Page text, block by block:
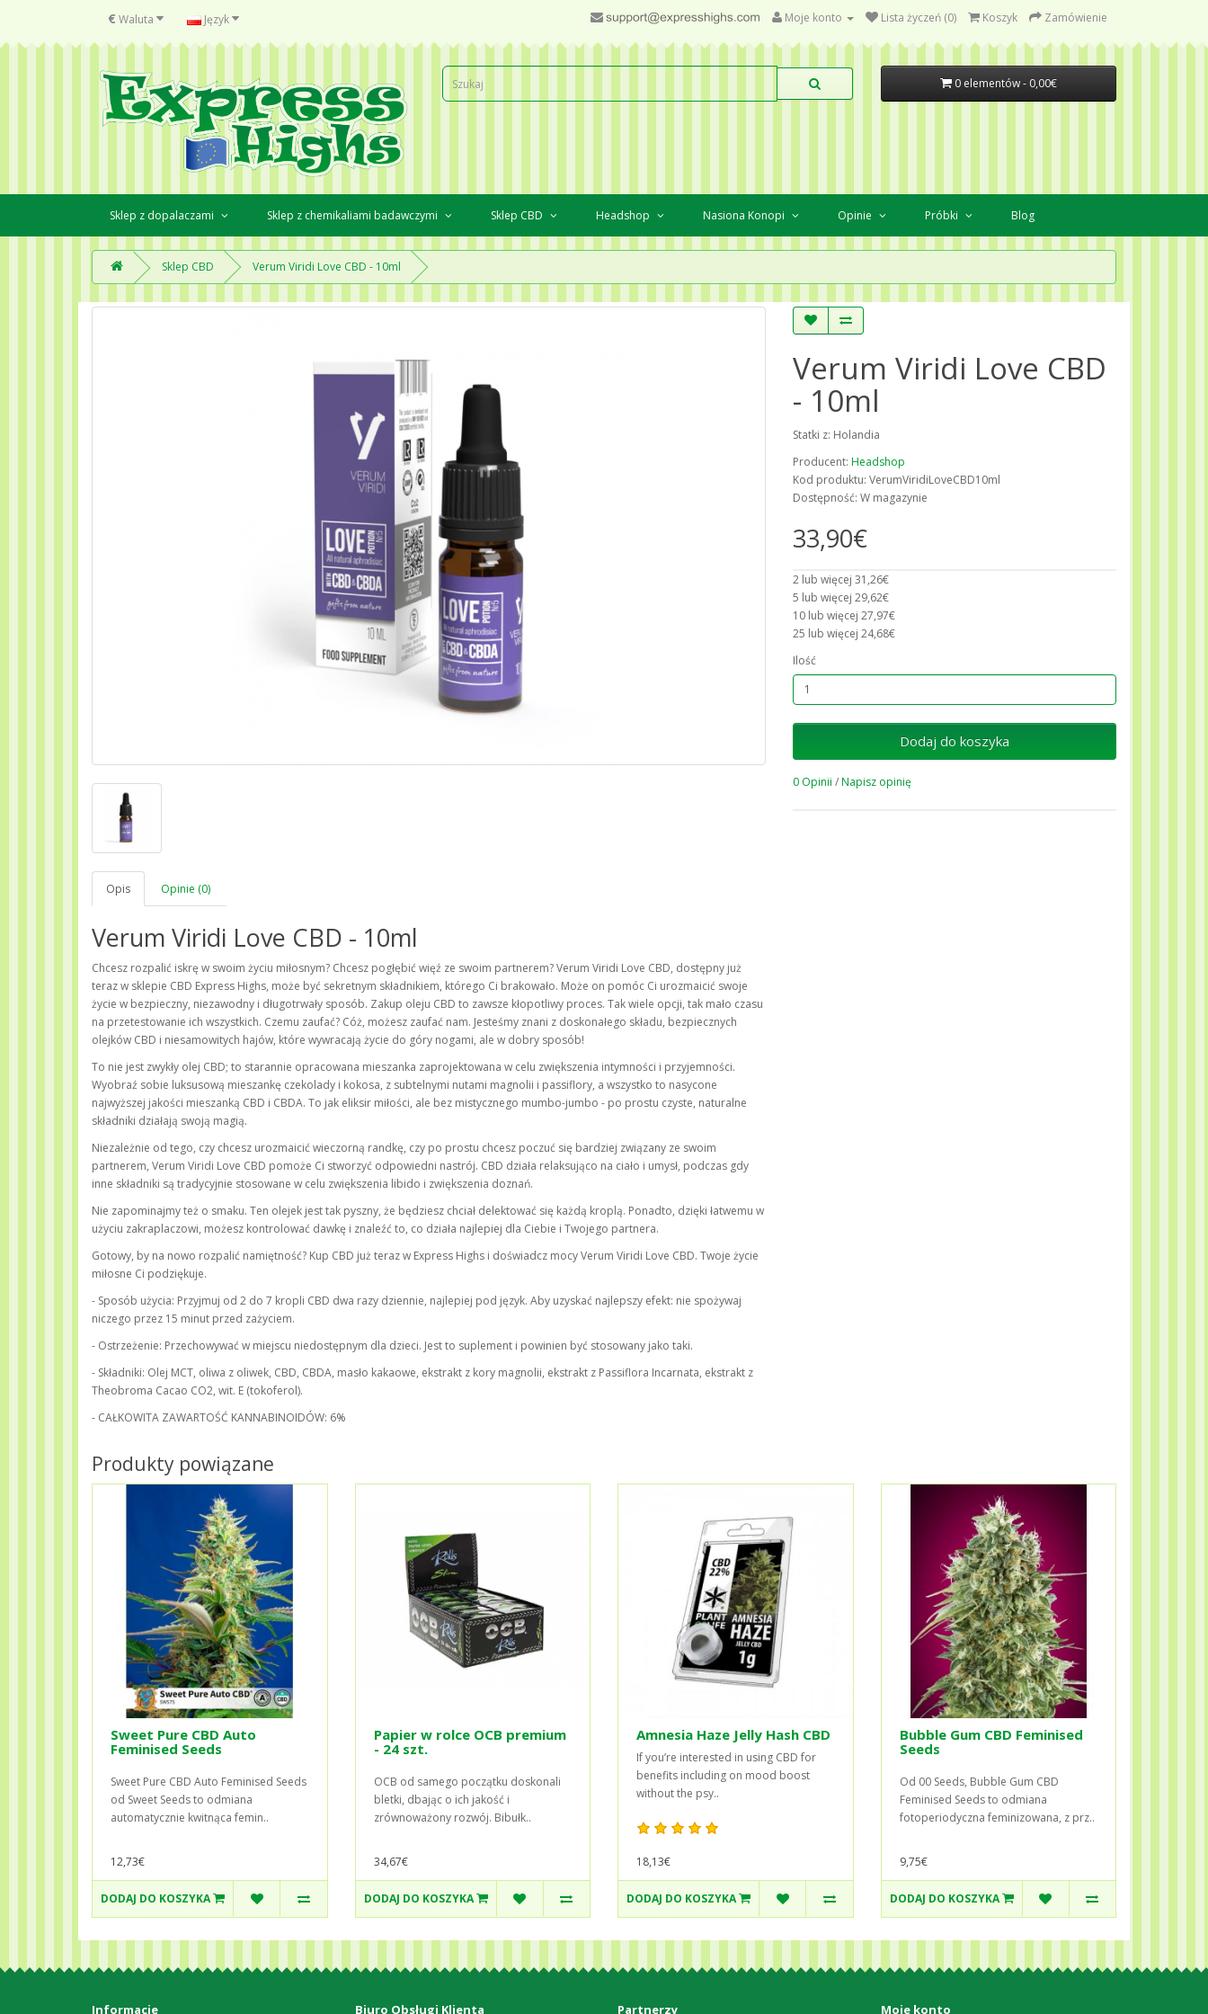
€ Waluta Język Moje konto Lista życzeń (0) Koszyk Zamówienie
0 elementów - 0,00€
Sklep z dopalaczami Sklep z chemikaliami badawczymi Sklep CBD Headshop Nasiona Konopi Opinie Próbki Blog
Sklep CBD Verum Viridi Love CBD - 10ml
Opis Opinie (0)
Verum Viridi Love CBD - 10ml
Chcesz rozpalić iskrę w swoim życiu miłosnym? Chcesz pogłębić więź ze swoim partnerem? Verum Viridi Love CBD, dostępny już
teraz w sklepie CBD Express Highs, może być sekretnym składnikiem, którego Ci brakowało. Może on pomóc Ci urozmaicić swoje
życie w bezpieczny, niezawodny i długotrwały sposób. Zakup oleju CBD to zawsze kłopotliwy proces. Tak wiele opcji, tak mało czasu
na przetestowanie ich wszystkich. Czemu zaufać? Cóż, możesz zaufać nam. Jesteśmy znani z doskonałego składu, bezpiecznych
olejków CBD i niesamowitych hajów, które wywracają życie do góry nogami, ale w dobry sposób!
To nie jest zwykły olej CBD; to starannie opracowana mieszanka zaprojektowana w celu zwiększenia intymności i przyjemności.
Wyobraź sobie luksusową mieszankę czekolady i kokosa, z subtelnymi nutami magnolii i passiflory, a wszystko to nasycone
najwyższej jakości mieszanką CBD i CBDA. To jak eliksir miłości, ale bez mistycznego mumbo-jumbo - po prostu czyste, naturalne
składniki działają swoją magią.
Niezależnie od tego, czy chcesz urozmaicić wieczorną randkę, czy po prostu chcesz poczuć się bardziej związany ze swoim
partnerem, Verum Viridi Love CBD pomoże Ci stworzyć odpowiedni nastrój. CBD działa relaksująco na ciało i umysł, podczas gdy
inne składniki są tradycyjnie stosowane w celu zwiększenia libido i zwiększenia doznań.
Nie zapominajmy też o smaku. Ten olejek jest tak pyszny, że będziesz chciał delektować się każdą kroplą. Ponadto, dzięki łatwemu w
użyciu zakraplaczowi, możesz kontrolować dawkę i znaleźć to, co działa najlepiej dla Ciebie i Twojego partnera.
Gotowy, by na nowo rozpalić namiętność? Kup CBD już teraz w Express Highs i doświadcz mocy Verum Viridi Love CBD. Twoje życie
miłosne Ci podziękuje.
- Sposób użycia: Przyjmuj od 2 do 7 kropli CBD dwa razy dziennie, najlepiej pod język. Aby uzyskać najlepszy efekt: nie spożywaj
niczego przez 15 minut przed zażyciem.
- Ostrzeżenie: Przechowywać w miejscu niedostępnym dla dzieci. Jest to suplement i powinien być stosowany jako taki.
- Składniki: Olej MCT, oliwa z oliwek, CBD, CBDA, masło kakaowe, ekstrakt z kory magnolii, ekstrakt z Passiflora Incarnata, ekstrakt z
Theobroma Cacao CO2, wit. E (tokoferol).
- CAŁKOWITA ZAWARTOŚĆ KANNABINOIDÓW: 6%
Verum Viridi Love CBD
- 10ml
Statki z: Holandia
Producent: Headshop
Kod produktu: VerumViridiLoveCBD10ml
Dostępność: W magazynie
33,90€
2 lub więcej 31,26€
5 lub więcej 29,62€
10 lub więcej 27,97€
25 lub więcej 24,68€
Ilość
Dodaj do koszyka
0 Opinii /Napisz opinię
Produkty powiązane
Sweet Pure CBD Auto
Feminised Seeds
Sweet Pure CBD Auto Feminised Seeds
od Sweet Seeds to odmiana
automatycznie kwitnąca femin..
12,73€
DODAJ DO KOSZYKA
Papier w rolce OCB premium
- 24 szt.
OCB od samego początku doskonali
bletki, dbając o ich jakość i
zrównoważony rozwój. Bibułk..
34,67€
DODAJ DO KOSZYKA
Amnesia Haze Jelly Hash CBD
If you’re interested in using CBD for
benefits including on mood boost
without the psy..
18,13€
DODAJ DO KOSZYKA
Bubble Gum CBD Feminised
Seeds
Od 00 Seeds, Bubble Gum CBD
Feminised Seeds to odmiana
fotoperiodyczna feminizowana, z prz..
9,75€
DODAJ DO KOSZYKA
Informacje Biuro Obsługi Klienta Partnerzy Moje konto